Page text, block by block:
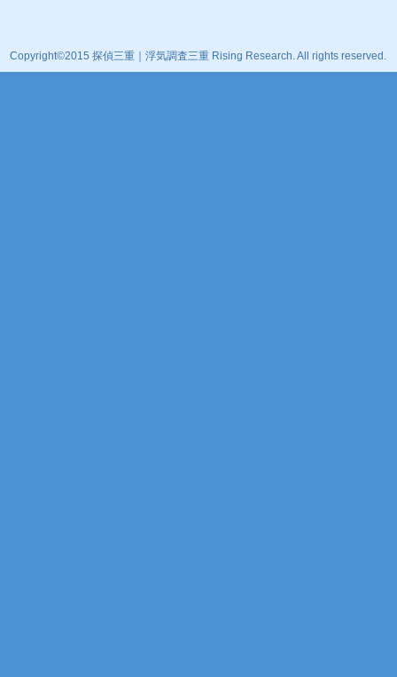
Copyright©2015 探偵三重｜浮気調査三重 Rising Research. All rights reserved.